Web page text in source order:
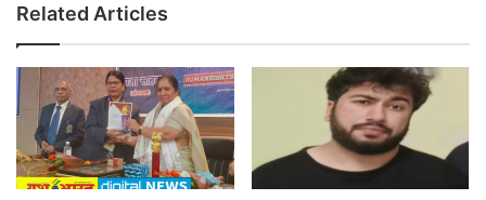
Related Articles